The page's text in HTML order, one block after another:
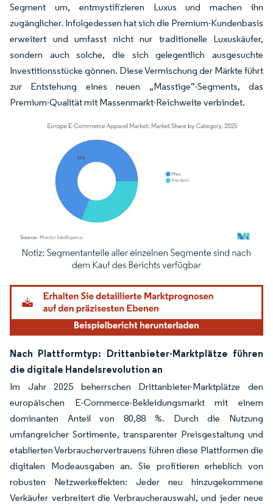
Segment um, entmystifizieren Luxus und machen ihn
zugänglicher. Infolgedessen hat sich die Premium-Kundenbasis
erweitert und umfasst nicht nur traditionelle Luxuskäufer,
sondern auch solche, die sich gelegentlich ausgesuchte
Investitionsstücke gönnen. Diese Vermischung der Märkte führt
zur Entstehung eines neuen „Masstige”-Segments, das
Premium-Qualität mit Massenmarkt-Reichweite verbindet.
Bild © Mordor Intelligence. Wiederverwendung erfordert Namensnennung
Nach Plattformtyp: Drittanbieter-Marktplätze führen
die digitale Handelsrevolution an
Im Jahr 2025 beherrschen Drittanbieter-Marktplätze den
europäischen E-Commerce-Bekleidungsmarkt mit einem
dominanten Anteil von 80,88 %. Durch die Nutzung
umfangreicher Sortimente, transparenter Preisgestaltung und
etablierten Verbrauchervertrauens führen diese Plattformen die
digitalen Modeausgaben an. Sie profitieren erheblich von
robusten Netzwerkeffekten: Jeder neu hinzugekommene
Verkäufer verbreitert die Verbraucherauswahl, und jeder neue